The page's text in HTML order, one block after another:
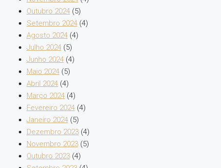
Outubro 2024(5)
Setembro 2024(4)
Agosto 2024(4)
Julho 2024(5)
Junho 2024(4)
Maio 2024(5)
Abril 2024(4)
Março 2024(4)
Fevereiro 2024(4)
Janeiro 2024(5)
Dezembro 2023(4)
Novembro 2023(5)
Outubro 2023(4)